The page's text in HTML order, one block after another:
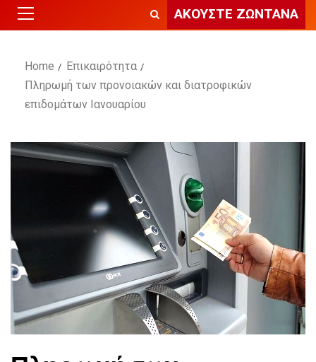
ΑΚΟΎΣΤΕ ΖΩΝΤΑΝΆ
Home
Επικαιρότητα
Πληρωμή των προνοιακών και διατροφικών
επιδομάτων Ιανουαρίου